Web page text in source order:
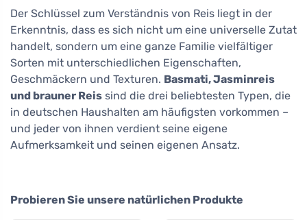
Der Schlüssel zum Verständnis von Reis liegt in der
Erkenntnis, dass es sich nicht um eine universelle Zutat
handelt, sondern um eine ganze Familie vielfältiger
Sorten mit unterschiedlichen Eigenschaften,
Geschmäckern und Texturen. Basmati, Jasminreis
und brauner Reis sind die drei beliebtesten Typen, die
in deutschen Haushalten am häufigsten vorkommen –
und jeder von ihnen verdient seine eigene
Aufmerksamkeit und seinen eigenen Ansatz.
Probieren Sie unsere natürlichen Produkte